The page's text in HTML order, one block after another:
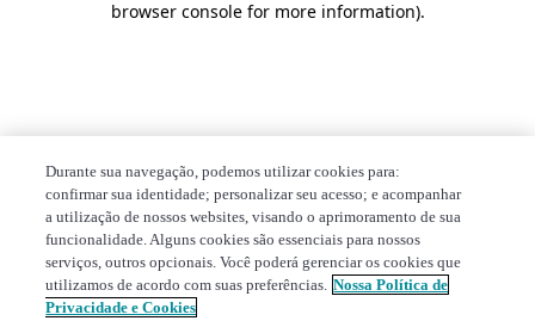
browser console for more information).
Durante sua navegação, podemos utilizar cookies para:
confirmar sua identidade; personalizar seu acesso; e acompanhar
a utilização de nossos websites, visando o aprimoramento de sua
funcionalidade. Alguns cookies são essenciais para nossos
serviços, outros opcionais. Você poderá gerenciar os cookies que
utilizamos de acordo com suas preferências. Nossa Política de
Privacidade e Cookies